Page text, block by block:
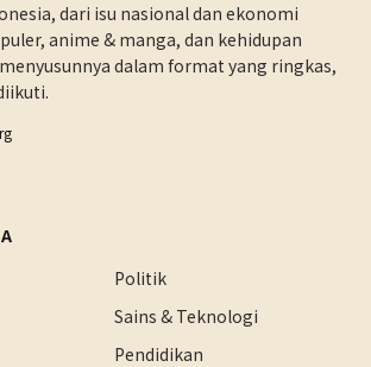
dari isu nasional dan ekonomi
anime & manga, dan kehidupan
dalam format yang ringkas,
Politik
Sains & Teknologi
Pendidikan